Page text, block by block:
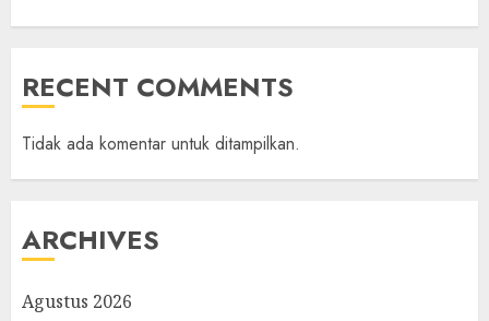
RECENT COMMENTS
Tidak ada komentar untuk ditampilkan.
ARCHIVES
Agustus 2026